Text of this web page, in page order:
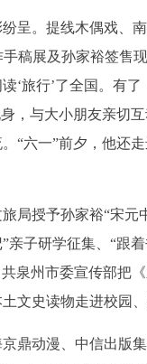
呈。提线木偶戏、
手稿展及孙家裕签售
‘旅行’了全国。有
，与大小朋友亲切
“六一”前夕，他还
局授予孙家裕“宋元
亲子研学征集、“跟
泉州市委宣传部把
文史读物走进校园、
鼎动漫、中信出版